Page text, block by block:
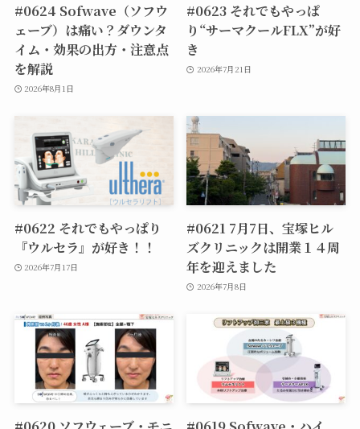
#0624 Sofwave（ソフウ
ェーブ）は痛い？ダウンタ
イム・効果の出方・注意点
を解説
2026年8月1日
#0623 それでもやっぱ
り“サーマクールFLX”が好
き
2026年7月21日
#0622 それでもやっぱり
『ウルセラ』が好き！！
2026年7月17日
#0621 7月7日、宝塚ヒル
ズクリニックは開業１４周
年を迎えました
2026年7月8日